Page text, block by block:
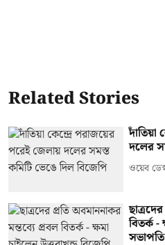
Related Stories
দলের
ওয়েব
বিতর্ক -
সভাপতি